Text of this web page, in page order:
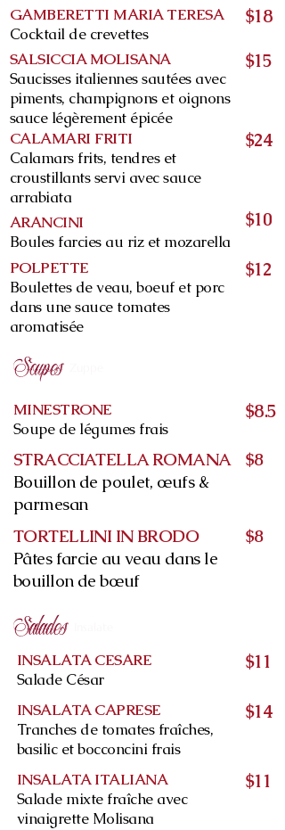
GAMBERETTI MARIA TERESA
Cocktail de crevettes
$18
SALSICCIA MOLISANA
Saucisses italiennes sautées avec
piments, champignons et oignons
sauce légèrement épicée
$15
CALAMARI FRITI
Calamars frits, tendres et
croustillants servi avec sauce
arrabiata
$24
ARANCINI
Boules farcies au riz et mozarella
$10
POLPETTE
Boulettes de veau, boeuf et porc
dans une sauce tomates
aromatisée
$12
Soupes
MINESTRONE
Soupe de légumes frais
$8.5
STRACCIATELLA ROMANA
Bouillon de poulet, œufs &
parmesan
$8
TORTELLINI IN BRODO
Pâtes farcie au veau dans le
bouillon de bœuf
$8
Salades
INSALATA CESARE
Salade César
$11
INSALATA CAPRESE
Tranches de tomates fraîches,
basilic et bocconcini frais
$14
INSALATA ITALIANA
Salade mixte fraîche avec
vinaigrette Molisana
$11